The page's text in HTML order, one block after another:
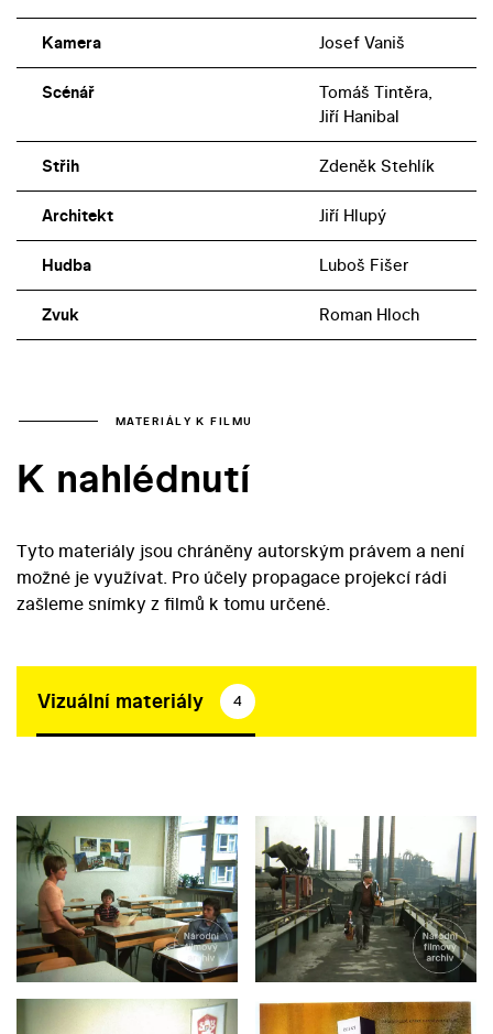
Kamera Josef Vaniš
Scénář
Tomáš Tintěra,
Jiří Hanibal
Střih Zdeněk Stehlík
Architekt Jiří Hlupý
Hudba Luboš Fišer
Zvuk Roman Hloch
MATERIÁLY K FILMU
K nahlédnutí
Tyto materiály jsou chráněny autorským právem a není
možné je využívat. Pro účely propagace projekcí rádi
zašleme snímky z filmů k tomu určené.
Vizuální materiály 4